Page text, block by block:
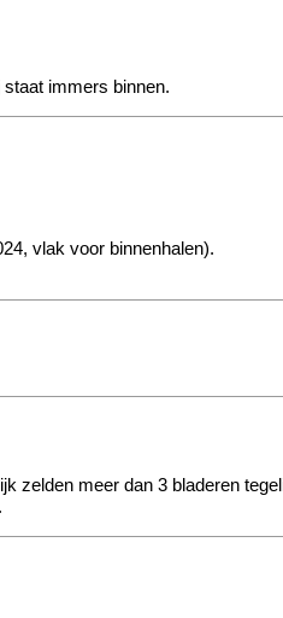
staat immers binnen.
vlak voor binnenhalen).
zelden meer dan 3 bladeren